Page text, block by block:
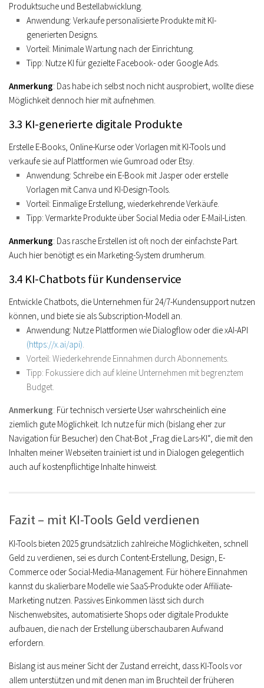
Produktsuche und Bestellabwicklung.
Anwendung: Verkaufe personalisierte Produkte mit KI-
generierten Designs.
Vorteil: Minimale Wartung nach der Einrichtung.
Tipp: Nutze KI für gezielte Facebook- oder Google Ads.
Anmerkung: Das habe ich selbst noch nicht ausprobiert, wollte diese
Möglichkeit dennoch hier mit aufnehmen.
3.3 KI-generierte digitale Produkte
Erstelle E-Books, Online-Kurse oder Vorlagen mit KI-Tools und
verkaufe sie auf Plattformen wie Gumroad oder Etsy.
Anwendung: Schreibe ein E-Book mit Jasper oder erstelle
Vorlagen mit Canva und KI-Design-Tools.
Vorteil: Einmalige Erstellung, wiederkehrende Verkäufe.
Tipp: Vermarkte Produkte über Social Media oder E-Mail-Listen.
Anmerkung: Das rasche Erstellen ist oft noch der einfachste Part.
Auch hier benötigt es ein Marketing-System drumherum.
3.4 KI-Chatbots für Kundenservice
Entwickle Chatbots, die Unternehmen für 24/7-Kundensupport nutzen
können, und biete sie als Subscription-Modell an.
Anwendung: Nutze Plattformen wie Dialogflow oder die xAI-API
(https://x.ai/api).
Vorteil: Wiederkehrende Einnahmen durch Abonnements.
Tipp: Fokussiere dich auf kleine Unternehmen mit begrenztem
Budget.
Anmerkung: Für technisch versierte User wahrscheinlich eine
ziemlich gute Möglichkeit. Ich nutze für mich (bislang eher zur
Navigation für Besucher) den Chat-Bot „Frag die Lars-KI“, die mit den
Inhalten meiner Webseiten trainiert ist und in Dialogen gelegentlich
auch auf kostenpflichtige Inhalte hinweist.
Fazit – mit KI-Tools Geld verdienen
KI-Tools bieten 2025 grundsätzlich zahlreiche Möglichkeiten, schnell
Geld zu verdienen, sei es durch Content-Erstellung, Design, E-
Commerce oder Social-Media-Management. Für höhere Einnahmen
kannst du skalierbare Modelle wie SaaS-Produkte oder Affiliate-
Marketing nutzen. Passives Einkommen lässt sich durch
Nischenwebsites, automatisierte Shops oder digitale Produkte
aufbauen, die nach der Erstellung überschaubaren Aufwand
erfordern.
Bislang ist aus meiner Sicht der Zustand erreicht, dass KI-Tools vor
allem unterstützen und mit denen man im Bruchteil der früheren